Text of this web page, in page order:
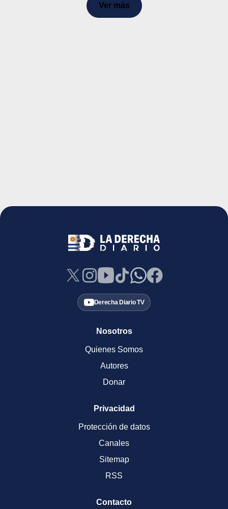
Ver más
Derecha Diario TV
Nosotros
Quienes Somos
Autores
Donar
Privacidad
Protección de datos
Canales
Sitemap
RSS
Contacto